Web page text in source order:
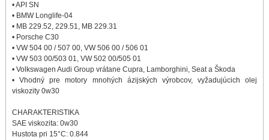
• API SN
• BMW Longlife-04
• MB 229.52, 229.51, MB 229.31
• Porsche C30
• VW 504 00 / 507 00, VW 506 00 / 506 01
• VW 503 00/503 01, VW 502 00/505 01
• Volkswagen Audi Group vrátane Cupra, Lamborghini, Seat a Škoda
• Vhodný pre motory mnohých ázijských výrobcov, vyžadujúcich olej
viskozity 0w30
CHARAKTERISTIKA
SAE viskozita: 0w30
Hustota pri 15°C: 0.844